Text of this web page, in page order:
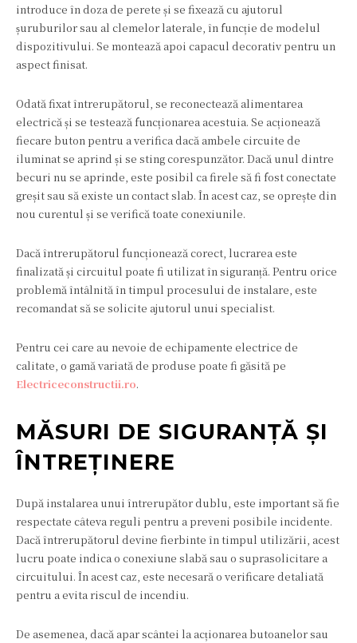
introduce în doza de perete și se fixează cu ajutorul
șuruburilor sau al clemelor laterale, în funcție de modelul
dispozitivului. Se montează apoi capacul decorativ pentru un
aspect finisat.
Odată fixat întrerupătorul, se reconectează alimentarea
electrică și se testează funcționarea acestuia. Se acționează
fiecare buton pentru a verifica dacă ambele circuite de
iluminat se aprind și se sting corespunzător. Dacă unul dintre
becuri nu se aprinde, este posibil ca firele să fi fost conectate
greșit sau să existe un contact slab. În acest caz, se oprește din
nou curentul și se verifică toate conexiunile.
Dacă întrerupătorul funcționează corect, lucrarea este
finalizată și circuitul poate fi utilizat în siguranță. Pentru orice
problemă întâlnită în timpul procesului de instalare, este
recomandat să se solicite ajutorul unui specialist.
Pentru cei care au nevoie de echipamente electrice de
calitate, o gamă variată de produse poate fi găsită pe
Electriceconstructii.ro.
MĂSURI DE SIGURANȚĂ ȘI
ÎNTREȚINERE
După instalarea unui întrerupător dublu, este important să fie
respectate câteva reguli pentru a preveni posibile incidente.
Dacă întrerupătorul devine fierbinte în timpul utilizării, acest
lucru poate indica o conexiune slabă sau o suprasolicitare a
circuitului. În acest caz, este necesară o verificare detaliată
pentru a evita riscul de incendiu.
De asemenea, dacă apar scântei la acționarea butoanelor sau